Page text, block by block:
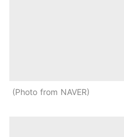
Photo from NAVER